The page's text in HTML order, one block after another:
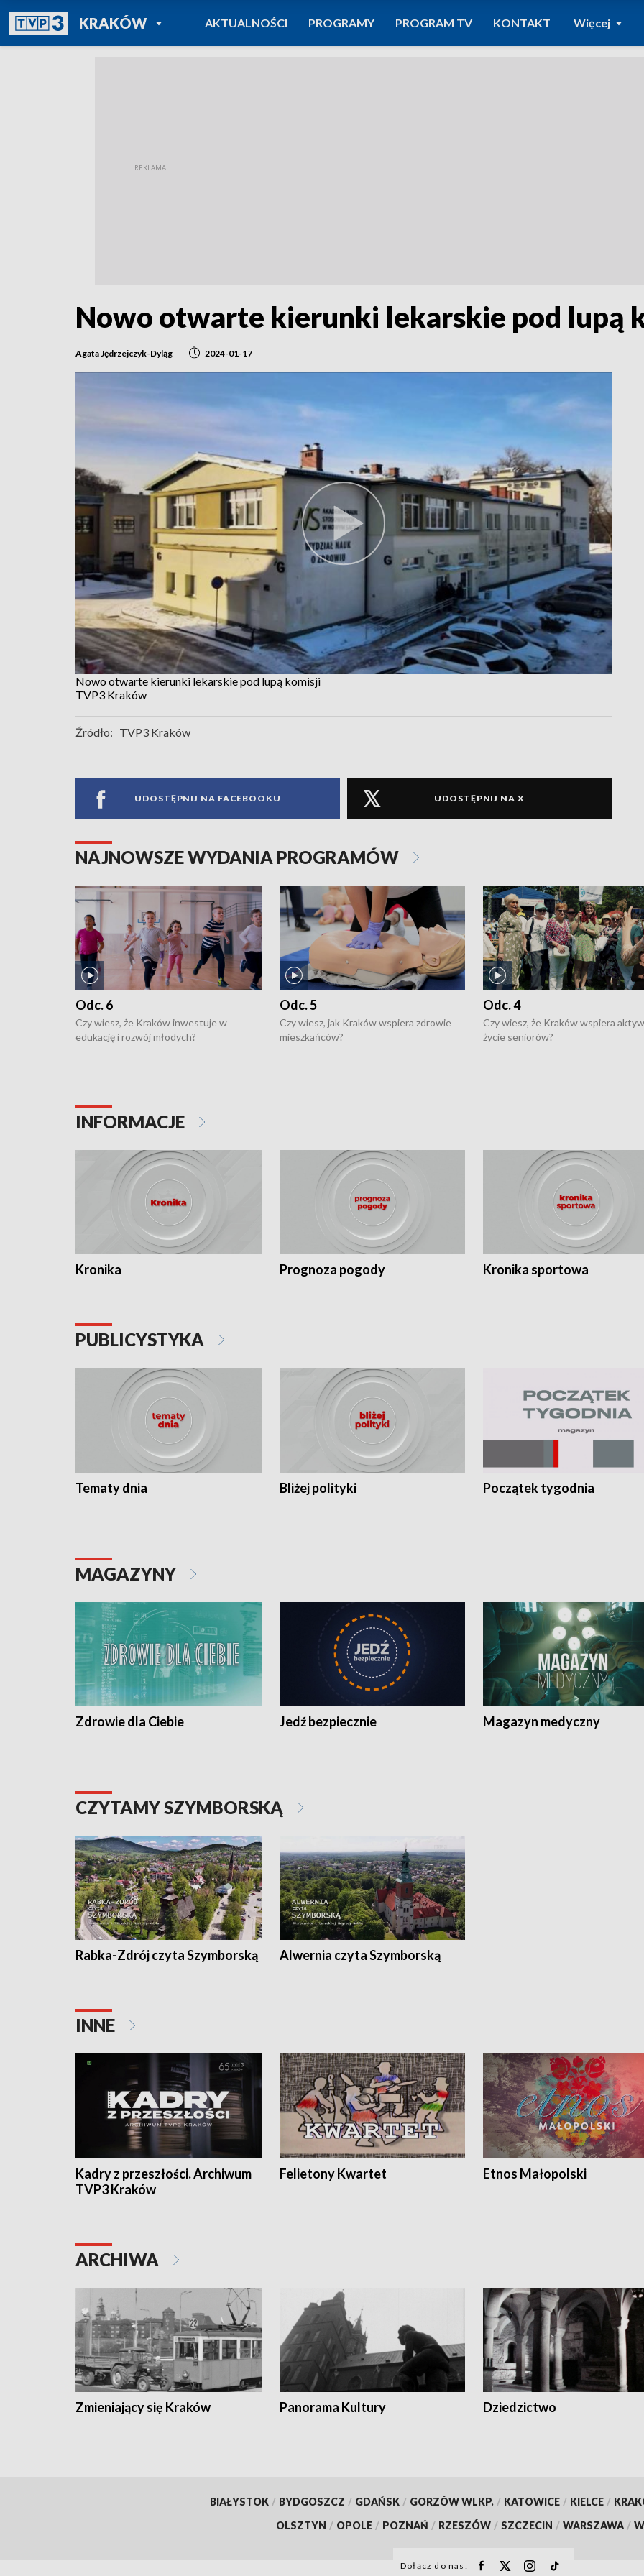
KRAKÓWPOWRÓT DO
TVP REGIONY
AKTUALNOŚCI PROGRAMY PROGRAM TV KONTAKT Więcej
Nowo otwarte kierunki lekarskie pod lupą
Agata Jędrzejczyk-Dyląg 2024-01-17
Nowo otwarte kierunki lekarskie pod lupą komisji
TVP3 Kraków
Źródło: TVP3 Kraków
UDOSTĘPNIJ NA FACEBOOKU UDOSTĘPNIJ NA X
NAJNOWSZE WYDANIA PROGRAMÓW
Odc. 6
Czy wiesz, że Kraków inwestuje w
edukację i rozwój młodych?
Odc. 5
Czy wiesz, jak Kraków wspiera zdrowie
mieszkańców?
Odc. 4
Czy wiesz, że Kraków wspiera
życie seniorów?
INFORMACJE
Kronika Prognoza pogody Kronika sportowa
PUBLICYSTYKA
Tematy dnia Bliżej polityki Początek tygodnia
MAGAZYNY
Zdrowie dla Ciebie Jedź bezpiecznie Magazyn medyczny
CZYTAMY SZYMBORSKĄ
Rabka-Zdrój czyta Szymborską Alwernia czyta Szymborską
INNE
Kadry z przeszłości. Archiwum
TVP3 Kraków
Felietony Kwartet Etnos Małopolski
ARCHIWA
Zmieniający się Kraków Panorama Kultury Dziedzictwo
BIAŁYSTOK / BYDGOSZCZ / GDAŃSK / GORZÓW WLKP. / KATOWICE / KIELCE /
OLSZTYN / OPOLE / POZNAŃ / RZESZÓW / SZCZECIN / WARSZAWA /
Dołącz do nas: